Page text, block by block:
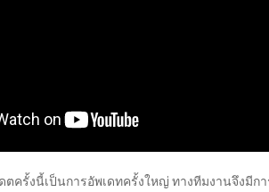
ตครั้งนี้เป็นการอัพเดทครั้งใหญ่ ทางทีมงานจึงมีก